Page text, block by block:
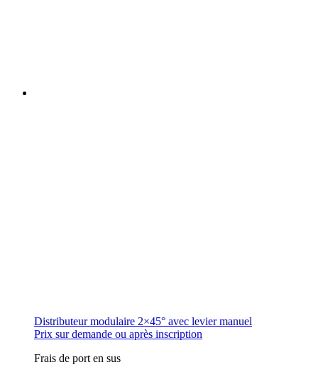
Distributeur modulaire 2×45° avec levier manuel
Prix sur demande ou après inscription
Frais de port en sus